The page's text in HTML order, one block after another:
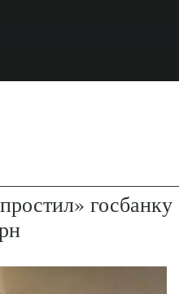
госбанку